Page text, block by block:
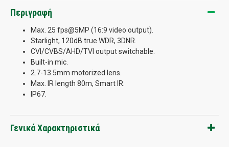
Περιγραφή
Max. 25 fps@5MP (16:9 video output).
Starlight, 120dB true WDR, 3DNR.
CVI/CVBS/AHD/TVI output switchable.
Built-in mic.
2.7-13.5mm motorized lens.
Max. IR length 80m, Smart IR.
IP67.
Γενικά Χαρακτηριστικά